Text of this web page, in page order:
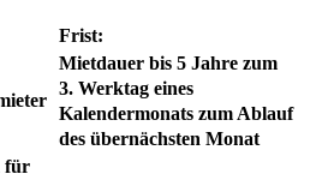
Frist:
Mietdauer bis 5 Jahre zum
3. Werktag eines
Kalendermonats zum Ablauf
des übernächsten Monat
für